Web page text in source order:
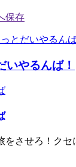
いやるんば！
をさせろ！クセ